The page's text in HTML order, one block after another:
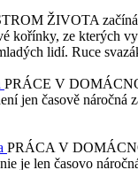
ŽIVOTA
kořínky, ze kterých
lidí. Ruce
PRÁCE V
jen časově náročná
PRÁCA V
je len časovo